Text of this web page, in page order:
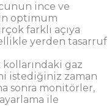
ince ve
optimum
farklı açıya
yerden tasarruf
kollarındaki gaz
istediğiniz zaman
sonra monitörler,
ile